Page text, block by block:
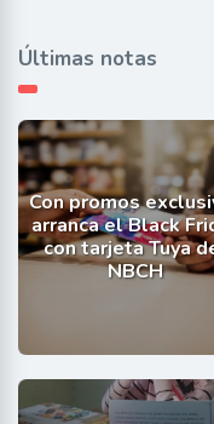
Últimas notas
Con promos
arranca el Black
con tarjeta Tuya
NBCH